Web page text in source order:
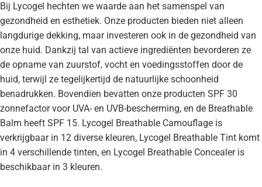
Bij Lycogel hechten we waarde aan het samenspel van
gezondheid en esthetiek. Onze producten bieden niet alleen
langdurige dekking, maar investeren ook in de gezondheid van
onze huid. Dankzij tal van actieve ingrediënten bevorderen ze
de opname van zuurstof, vocht en voedingsstoffen door de
huid, terwijl ze tegelijkertijd de natuurlijke schoonheid
benadrukken. Bovendien bevatten onze producten SPF 30
zonnefactor voor UVA- en UVB-bescherming, en de Breathable
Balm heeft SPF 15. Lycogel Breathable Camouflage is
verkrijgbaar in 12 diverse kleuren, Lycogel Breathable Tint komt
in 4 verschillende tinten, en Lycogel Breathable Concealer is
beschikbaar in 3 kleuren.